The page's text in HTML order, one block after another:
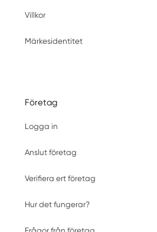
Villkor
Märkesidentitet
Företag
Logga in
Anslut företag
Verifiera ert företag
Hur det fungerar?